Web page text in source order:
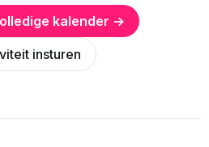
kalender →
insturen